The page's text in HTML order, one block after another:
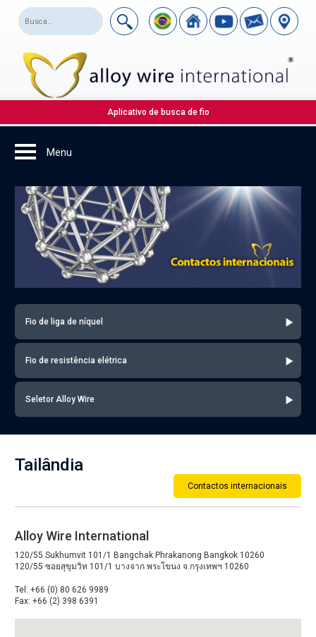
Aplicativo de busca de fio
Fio de liga de níquel
Fio de resistência elétrica
Seletor Alloy Wire
Tailândia
Contactos internacionais
Alloy Wire International
120/55 Sukhumvit 101/1 Bangchak Phrakanong Bangkok 10260
120/55 ซอยสุขุมวิท 101/1 บางจาก พระโขนง จ.กรุงเทพฯ 10260
Tel: +66 (0) 80 626 9989
Fax: +66 (2) 398 6391